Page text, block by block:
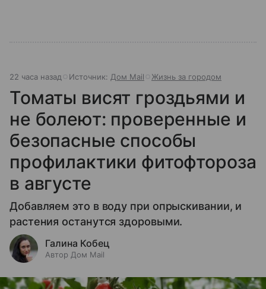
22 часа назад Источник: Дом Mail Жизнь за городом
Томаты висят гроздьями и
не болеют: проверенные и
безопасные способы
профилактики фитофтороза
в августе
Добавляем это в воду при опрыскивании, и
растения останутся здоровыми.
Галина Кобец
Автор Дом Mail